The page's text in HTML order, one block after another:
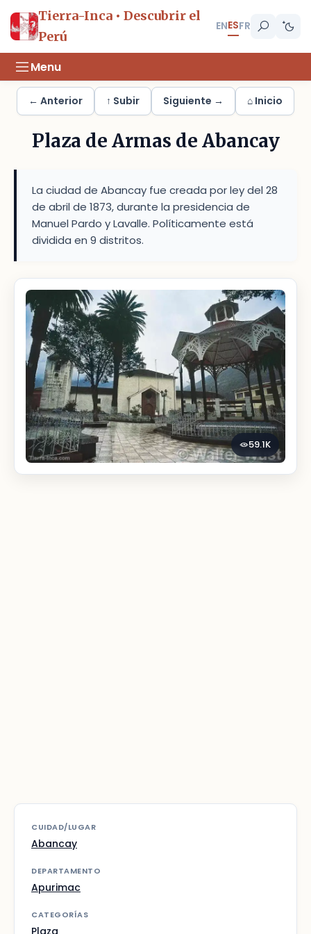
Tierra-Inca • Descubrir el
Perú
ENESFR
Menu
← Anterior ↑ Subir Siguiente → ⌂ Inicio
Plaza de Armas de Abancay
La ciudad de Abancay fue creada por ley del 28
de abril de 1873, durante la presidencia de
Manuel Pardo y Lavalle. Políticamente está
dividida en 9 distritos.
59.1K
CUIDAD/LUGAR
Abancay
DEPARTAMENTO
Apurimac
CATEGORÍAS